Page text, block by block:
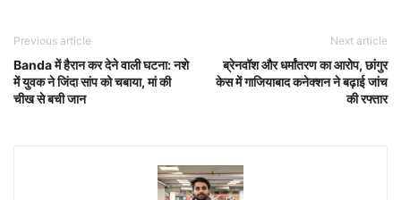
Previous article
Banda में हैरान कर देने वाली घटना: नशे
में युवक ने जिंदा सांप को चबाया, मां की
चीख से बची जान
Next article
ब्रेनवॉश और धर्मांतरण का आरोप, छांगुर
केस में गाजियाबाद कनेक्शन ने बढ़ाई जांच
की रफ्तार